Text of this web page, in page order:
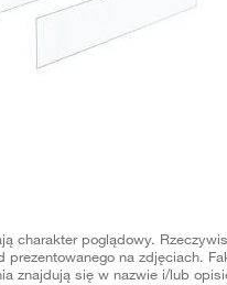
charakter poglądowy.
prezentowanego na zdjęciach.
znajdują się w nazwie i/lub